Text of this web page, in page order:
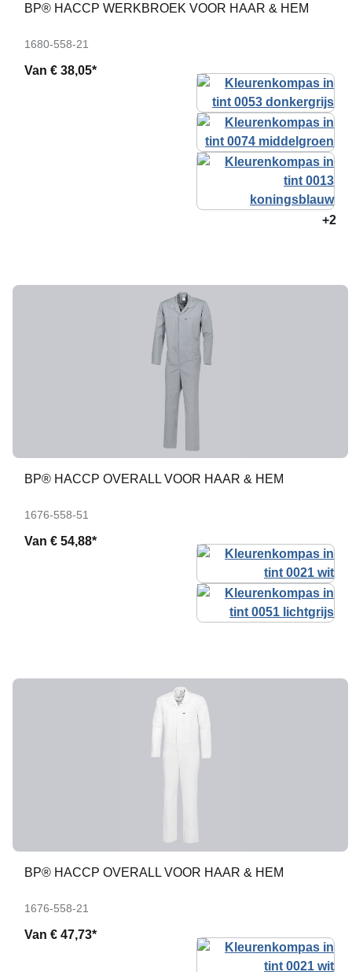
BP® HACCP WERKBROEK VOOR HAAR & HEM
1680-558-21
Van € 38,05*
+2
BP® HACCP OVERALL VOOR HAAR & HEM
1676-558-51
Van € 54,88*
BP® HACCP OVERALL VOOR HAAR & HEM
1676-558-21
Van € 47,73*